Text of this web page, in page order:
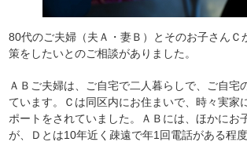
80代のご夫婦（夫Ａ・妻Ｂ）とそのお子さんＣ
策をしたいとのご相談がありました。
ＡＢご夫婦は、ご自宅で二人暮らしで、ご自宅
ています。Ｃは同区内にお住まいで、時々実家
ポートをされていました。ＡＢには、ほかにお
が、Ｄとは10年近く疎遠で年1回電話がある程度